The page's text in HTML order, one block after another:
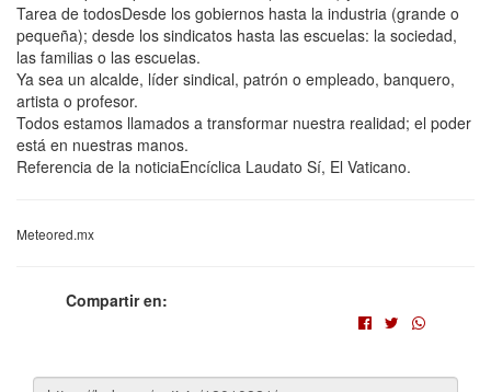
Tarea de todosDesde los gobiernos hasta la industria (grande o
pequeña); desde los sindicatos hasta las escuelas: la sociedad,
las familias o las escuelas.
Ya sea un alcalde, líder sindical, patrón o empleado, banquero,
artista o profesor.
Todos estamos llamados a transformar nuestra realidad; el poder
está en nuestras manos.
Referencia de la noticiaEncíclica Laudato Sí, El Vaticano.
Meteored.mx
Compartir en: